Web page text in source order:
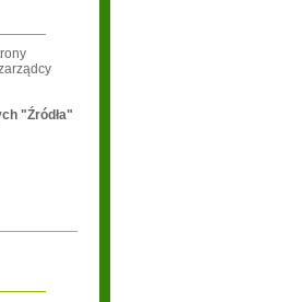
"Źródła"